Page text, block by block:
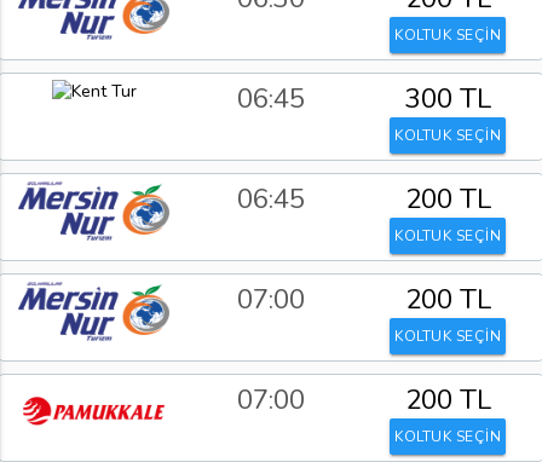
KOLTUK SEÇİN
06:45 300 TL
KOLTUK SEÇİN
06:45 200 TL
KOLTUK SEÇİN
07:00 200 TL
KOLTUK SEÇİN
07:00 200 TL
KOLTUK SEÇİN